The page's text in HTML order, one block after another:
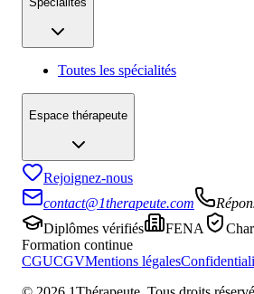
Toutes les spécialités
Espace thérapeute
Rejoignez-nous
contact@1therapeute.com
Diplômes vérifiés
FENA
Formation continue
CGUCGVMentions légales